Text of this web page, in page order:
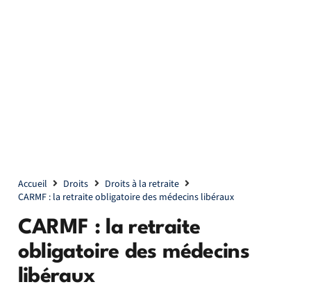
Accueil Droits
Droits à la retraite
CARMF : la retraite obligatoire des médecins libéraux
CARMF : la retraite
obligatoire des médecins
libéraux